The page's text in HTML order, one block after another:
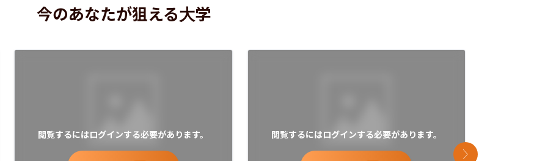
今のあなたが狙える大学
閲覧するにはログインする必要があります。 閲覧するにはログインする必要があります。
次のスライド